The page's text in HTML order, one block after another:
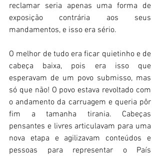
reclamar seria apenas uma forma de
exposição contrária aos seus
mandamentos, e isso era sério.
O melhor de tudo era ficar quietinho e de
cabeça baixa, pois era isso que
esperavam de um povo submisso, mas
só que não! O povo estava revoltado com
o andamento da carruagem e queria pôr
fim a tamanha tirania. Cabeças
pensantes e livres articulavam para uma
nova etapa e agilizavam conteúdos e
pessoas para representar o País